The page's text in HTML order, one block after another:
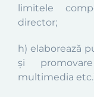
limitele
director;
h) elaborează
și
multimedia